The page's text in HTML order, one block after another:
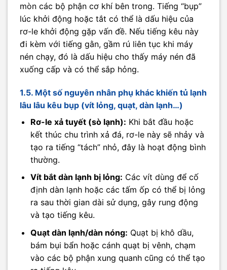
mòn các bộ phận cơ khí bên trong. Tiếng “bụp”
lúc khởi động hoặc tắt có thể là dấu hiệu của
rơ-le khởi động gặp vấn đề. Nếu tiếng kêu này
đi kèm với tiếng gằn, gầm rú liên tục khi máy
nén chạy, đó là dấu hiệu cho thấy máy nén đã
xuống cấp và có thể sắp hỏng.
1.5. Một số nguyên nhân phụ khác khiến tủ lạnh
lâu lâu kêu bụp (vít lỏng, quạt, dàn lạnh…)
Rơ-le xả tuyết (sò lạnh): Khi bắt đầu hoặc
kết thúc chu trình xả đá, rơ-le này sẽ nhảy và
tạo ra tiếng “tách” nhỏ, đây là hoạt động bình
thường.
Vít bắt dàn lạnh bị lỏng: Các vít dùng để cố
định dàn lạnh hoặc các tấm ốp có thể bị lỏng
ra sau thời gian dài sử dụng, gây rung động
và tạo tiếng kêu.
Quạt dàn lạnh/dàn nóng: Quạt bị khô dầu,
bám bụi bẩn hoặc cánh quạt bị vênh, chạm
vào các bộ phận xung quanh cũng có thể tạo